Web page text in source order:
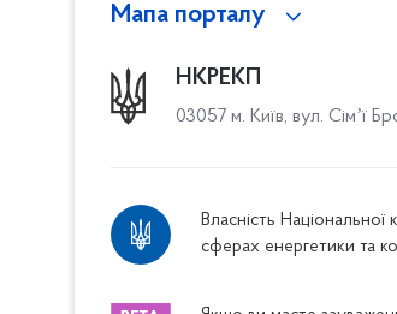
Мапа порталу
НКРЕКП
03057 м. Київ, вул. Сімʼї
Власність
сферах енергетики та